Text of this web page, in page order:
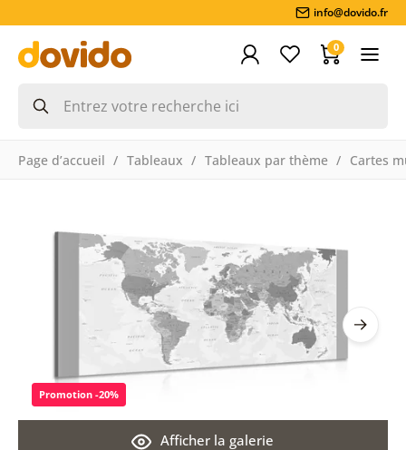
info@dovido.fr
0
Page d’accueil Tableaux Tableaux par thème Cartes
Afficher la galerie
Promotion -20%